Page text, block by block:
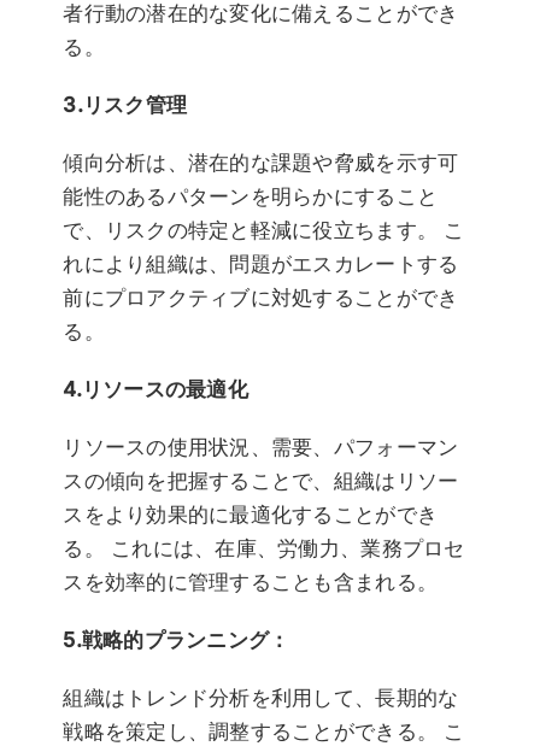
者行動の潜在的な変化に備えることができ
る。
3.リスク管理
傾向分析は、潜在的な課題や脅威を示す可
能性のあるパターンを明らかにすること
で、リスクの特定と軽減に役立ちます。 こ
れにより組織は、問題がエスカレートする
前にプロアクティブに対処することができ
る。
4.リソースの最適化
リソースの使用状況、需要、パフォーマン
スの傾向を把握することで、組織はリソー
スをより効果的に最適化することができ
る。 これには、在庫、労働力、業務プロセ
スを効率的に管理することも含まれる。
5.戦略的プランニング：
組織はトレンド分析を利用して、長期的な
戦略を策定し、調整することができる。 こ